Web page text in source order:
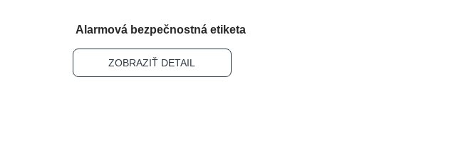
Alarmová bezpečnostná etiketa
ZOBRAZIŤ DETAIL